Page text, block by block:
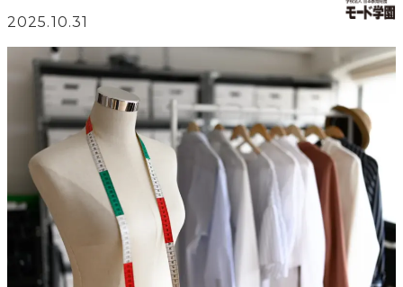
2025.10.31